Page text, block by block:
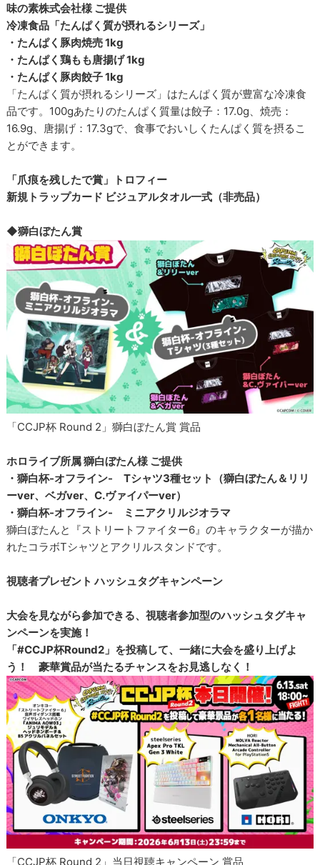
味の素株式会社様 ご提供
冷凍食品「たんぱく質が摂れるシリーズ」
・たんぱく豚肉焼売 1kg
・たんぱく鶏もも唐揚げ 1kg
・たんぱく豚肉餃子 1kg
「たんぱく質が摂れるシリーズ」はたんぱく質が豊富な冷凍食
品です。100gあたりのたんぱく質量は餃子：17.0g、焼売：
16.9g、唐揚げ：17.3gで、食事でおいしくたんぱく質を摂るこ
とができます。
「爪痕を残したで賞」トロフィー
新規トラップカード ビジュアルタオル一式（非売品）
◆獅白ぼたん賞
「CCJP杯 Round 2」獅白ぼたん賞 賞品
ホロライブ所属 獅白ぼたん様 ご提供
・獅白杯-オフライン- Tシャツ3種セット（獅白ぼたん＆リリ
ーver、ベガver、C.ヴァイパーver）
・獅白杯-オフライン- ミニアクリルジオラマ
獅白ぼたんと『ストリートファイター6』のキャラクターが描か
れたコラボTシャツとアクリルスタンドです。
視聴者プレゼント ハッシュタグキャンペーン
大会を見ながら参加できる、視聴者参加型のハッシュタグキャ
ンペーンを実施！
「#CCJP杯Round2」を投稿して、一緒に大会を盛り上げよ
う！ 豪華賞品が当たるチャンスをお見逃しなく！
「CCJP杯 Round 2」当日視聴キャンペーン 賞品